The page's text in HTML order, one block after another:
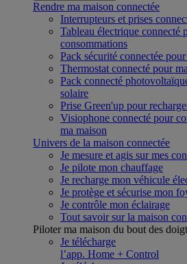
Rendre ma maison connectée
Interrupteurs et prises
Tableau électrique connecté
consommations
Pack sécurité connectée
Thermostat connecté pour
Pack connecté
solaire
Prise Green'up pour
Visiophone connecté pour
ma maison
Univers de la maison connectée
Je mesure et agis sur mes
Je pilote mon chauffage
Je recharge mon véhicule
Je protège et sécurise mon
Je contrôle mon éclairage
Tout savoir sur la maison
Piloter ma maison du bout des
Je télécharge
l’app. Home + Control